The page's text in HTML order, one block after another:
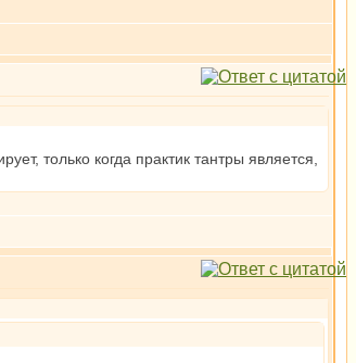
только когда практик тантры является,